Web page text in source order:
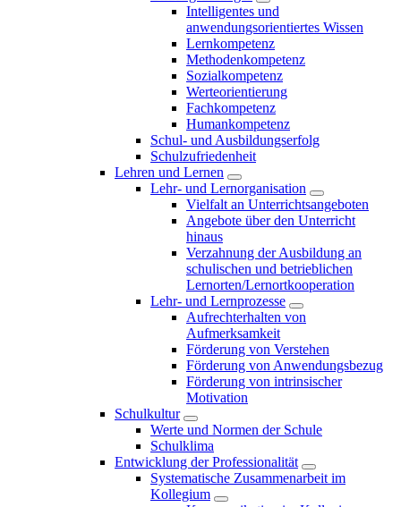
Intelligentes und
anwendungsorientiertes Wissen
Lernkompetenz
Methodenkompetenz
Sozialkompetenz
Werteorientierung
Fachkompetenz
Humankompetenz
Schul- und Ausbildungserfolg
Schulzufriedenheit
Lehren und Lernen
Lehr- und Lernorganisation
Vielfalt an Unterrichtsangeboten
Angebote über den Unterricht
hinaus
Verzahnung der Ausbildung an
schulischen und betrieblichen
Lernorten/Lernortkooperation
Lehr- und Lernprozesse
Aufrechterhalten von
Aufmerksamkeit
Förderung von Verstehen
Förderung von Anwendungsbezug
Förderung von intrinsischer
Motivation
Schulkultur
Werte und Normen der Schule
Schulklima
Entwicklung der Professionalität
Systematische Zusammenarbeit im
Kollegium